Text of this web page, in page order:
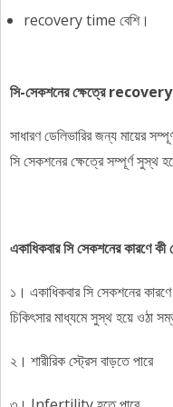
recovery time বেশি।
সি-সেকশনের ক্ষেত্রে recovery
সাধারণ ডেলিভারির জন্য মায়ের
সি সেকশনের ক্ষেত্রে সম্পূর্ণ সুস্থ
একাধিকবার সি সেকশনের কারণে
১। একাধিকবার সি সেকশনের
চিকিৎসার মাধ্যমে সুস্থ হয়ে ওঠা
২। শারীরিক স্ট্রেস বাড়তে পারে